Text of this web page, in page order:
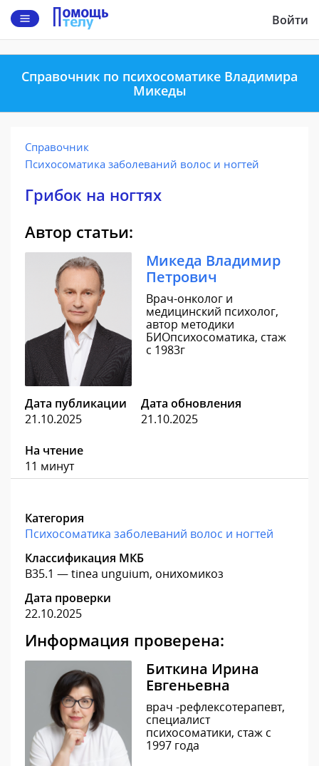
Войти
Справочник по психосоматике Владимира
Микеды
Справочник
Психосоматика заболеваний волос и ногтей
Грибок на ногтях
Автор статьи:
Микеда Владимир
Петрович
Врач-онколог и
медицинский психолог,
автор методики
БИОпсихосоматика, стаж
с 1983г
Дата публикации
21.10.2025
Дата обновления
21.10.2025
На чтение
11 минут
Категория
Психосоматика заболеваний волос и ногтей
Классификация МКБ
B35.1 — tinea unguium, онихомикоз
Дата проверки
22.10.2025
Информация проверена:
Биткина Ирина
Евгеньевна
врач -рефлексотерапевт,
специалист
психосоматики, стаж с
1997 года